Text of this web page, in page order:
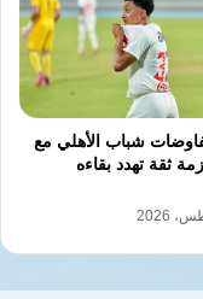
شباب الأهلي مع
ثقة تهدد بقاءه